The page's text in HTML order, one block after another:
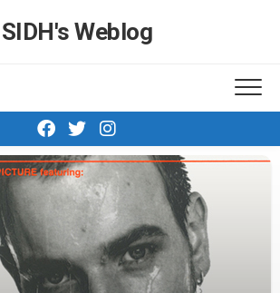
SIDH′s Weblog